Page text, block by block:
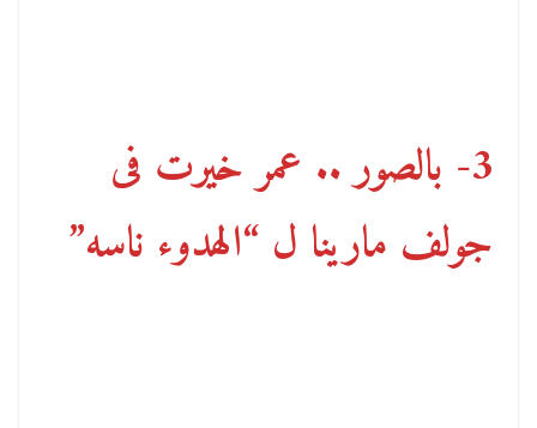
3- بالصور .. عمر خيرت فى
جولف مارينا ل “الهدوء ناسه”